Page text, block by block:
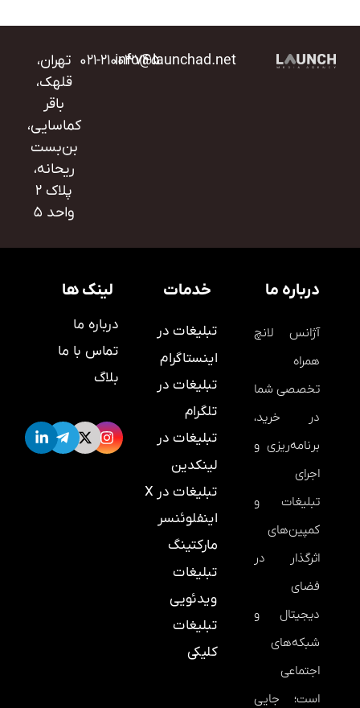
info@launchad.net
۰۲۱-۲۱۰۰۳۷۴۵ تهران،
قلهک،
باقر
کماسایی،
بن‌بست
ریحانه،
پلاک ۲
واحد ۵
درباره ما
آژانس لانچ
همراه
تخصصی شما
در خرید،
برنامه‌ریزی و
اجرای
تبلیغات و
کمپین‌های
اثرگذار در
فضای
دیجیتال و
شبکه‌های
اجتماعی
است؛ جایی
خدمات
تبلیغات در
اینستاگرام
تبلیغات در
تلگرام
تبلیغات در
لینکدین
تبلیغات در X
اینفلوئنسر
مارکتینگ
تبلیغات
ویدئویی
تبلیغات
کلیکی
لینک ها
درباره ما
تماس با ما
بلاگ